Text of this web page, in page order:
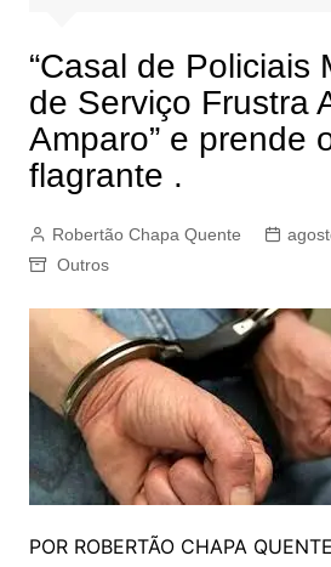
“Casal de Policiais
de Serviço Frustra
Amparo” e prende
flagrante .
Robertão Chapa Quente
Outros
POR ROBERTÃO CHAPA